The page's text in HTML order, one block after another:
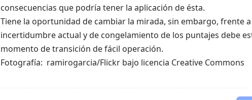
consecuencias que podría tener la aplicación de ésta.
Tiene la oportunidad de cambiar la mirada, sin embargo, frente
incertidumbre actual y de congelamiento de los puntajes debe
momento de transición de fácil operación.
Fotografía: ramirogarcia/Flickr bajo licencia Creative Commons